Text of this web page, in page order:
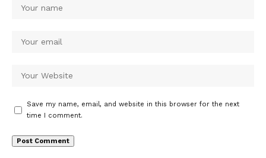
Save my name, email, and website in this browser for the next
time I comment.